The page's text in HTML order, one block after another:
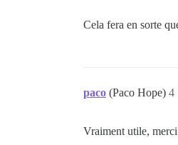
Cela fera en sorte
paco (Paco Hope) 4
Vraiment utile, merci